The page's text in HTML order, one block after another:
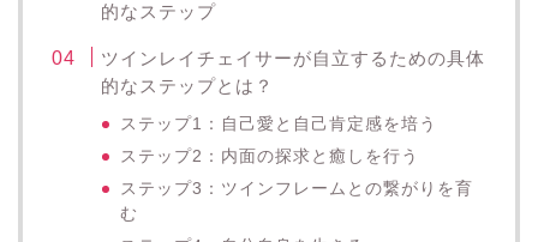
的なステップ
ツインレイチェイサーが自立するための具体
的なステップとは？
ステップ1：自己愛と自己肯定感を培う
ステップ2：内面の探求と癒しを行う
ステップ3：ツインフレームとの繋がりを育
む